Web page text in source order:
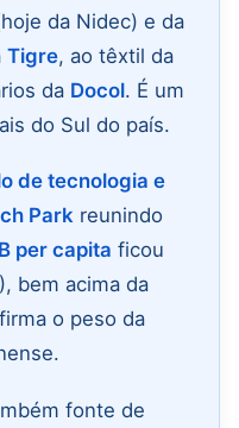
da Nidec) e da
Tigre, ao têxtil da
da Docol. É um
do Sul do país.
de tecnologia e
Park reunindo
per capita ficou
bem acima da
o peso da
fonte de